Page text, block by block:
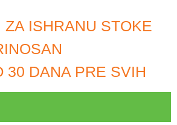
ZA ISHRANU STOKE
30 DANA PRE SVIH